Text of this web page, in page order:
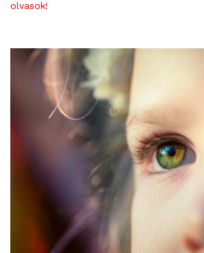
olvasok!